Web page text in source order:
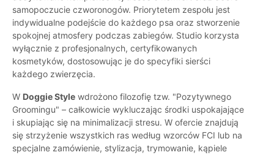
samopoczucie czworonogów. Priorytetem zespołu jest
indywidualne podejście do każdego psa oraz stworzenie
spokojnej atmosfery podczas zabiegów. Studio korzysta
wyłącznie z profesjonalnych, certyfikowanych
kosmetyków, dostosowując je do specyfiki sierści
każdego zwierzęcia.
W Doggie Style wdrożono filozofię tzw. "Pozytywnego
Groomingu" – całkowicie wykluczając środki uspokajające
i skupiając się na minimalizacji stresu. W ofercie znajdują
się strzyżenie wszystkich ras według wzorców FCI lub na
specjalne zamówienie, stylizacja, trymowanie, kąpiele